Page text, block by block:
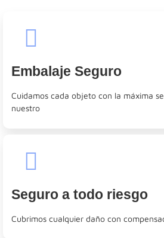
Embalaje Seguro
Cuidamos cada objeto con la máxima
nuestro
Seguro a todo riesgo
Cubrimos cualquier daño con